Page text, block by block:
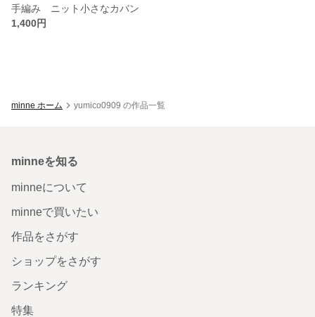
手編み ニット小さなカバン
1,400円
minne ホーム yumico0909 の作品一覧
minneを知る
minneについて
minneで買いたい
作品をさがす
ショップをさがす
ランキング
特集